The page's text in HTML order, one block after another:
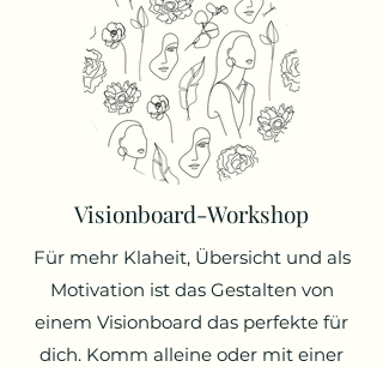
Visionboard-Workshop
Für mehr Klaheit, Übersicht und als
Motivation ist das Gestalten von
einem Visionboard das perfekte für
dich. Komm alleine oder mit einer